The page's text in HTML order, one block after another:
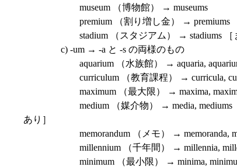
museum （博物館） → museums
premium （割り増し金） → premiums
stadium （スタジアム） → stadiums ［まれ
c) -um → -a と -s の両様のもの
aquarium （水族館） → aquaria,
curriculum （教育課程） → curricula,
maximum （最大限） → maxima,
medium （媒介物） → media, mediums ［
あり］
memorandum （メモ） → memoranda,
millennium （千年間） → millennia,
minimum （最小限） → minima,